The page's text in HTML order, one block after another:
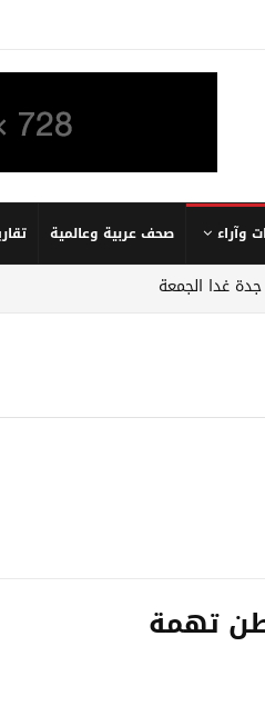
وآراء صحف عربية وعالمية
غدا الجمعة
تهمة